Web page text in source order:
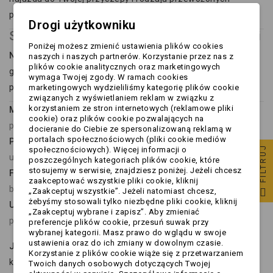
pojazdów.
Stosowanie najazdów i ramp do przyczepki
Najazdy do przyczepkisą niezastąpione wszędzie tam,
gdzie trzebaprzewozić pojazdy lub sprzęt na kołach
powszechnie stosowane przez:
Motocyklistów- do bezpiecznego załadunku motocykli na
przyczepkę.
Posiadaczy quadów i kosiarek- łatwy wjazd bez ryzyka
uszkodzenia sprzętu.
Firmy budowlane i ogrodnicze- umożliwiają szybkie i
bezpieczne załadunki maszyn i urządzeń.
Użytkowników pojazdów rekreacyjnych- w tym małych
pojazdów elektrycznych czy maszyn transportowych.
Jak stosować?Najazd należy stabilnie zamocować do tylnej
krawędzi przyczepy (lub opierać na niej, jeśli ma odpowiedni
FILTRUJ
Drogi użytkowniku
Poniżej możesz zmienić ustawienia plików cookies
naszych i naszych partnerów. Korzystanie przez nas z
plików cookie analitycznych oraz marketingowych
wymaga Twojej zgody. W ramach cookies
marketingowych wydzieliliśmy kategorię plików cookie
związanych z wyświetlaniem reklam w związku z
korzystaniem ze stron internetowych (reklamowe pliki
cookie) oraz plików cookie pozwalających na
docieranie do Ciebie ze spersonalizowaną reklamą w
portalach społecznościowych (pliki cookie mediów
społecznościowych). Więcej informacji o
poszczególnych kategoriach plików cookie, które
stosujemy w serwisie, znajdziesz poniżej. Jeżeli chcesz
zaakceptować wszystkie pliki cookie, kliknij
„Zaakceptuj wszystkie”. Jeżeli natomiast chcesz,
żebyśmy stosowali tylko niezbędne pliki cookie, kliknij
„Zaakceptuj wybrane i zapisz”. Aby zmieniać
preferencje plików cookie, przesuń suwak przy
wybranej kategorii. Masz prawo do wglądu w swoje
ustawienia oraz do ich zmiany w dowolnym czasie.
Korzystanie z plików cookie wiąże się z przetwarzaniem
Twoich danych osobowych dotyczących Twojej